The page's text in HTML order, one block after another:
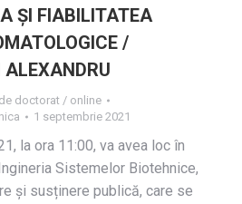
ȘI FIABILITATEA
/
doctorat / online
1 septembrie 2021
la ora 11:00, va avea loc în
Sistemelor Biotehnice,
și susținere publică, care se